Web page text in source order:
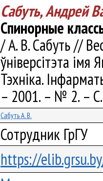
Сабуть, Андрей
Спинорные
/ А. В. Сабуть //
ўніверсітэта імя
Тэхніка.
– 2001. – № 2. –
Сабуть А. В.
Сотрудник ГрГУ
https://